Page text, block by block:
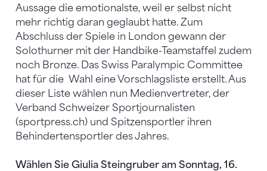
Aussage die emotionalste, weil er selbst nicht
mehr richtig daran geglaubt hatte. Zum
Abschluss der Spiele in London gewann der
Solothurner mit der Handbike-Teamstaffel zudem
noch Bronze. Das Swiss Paralympic Committee
hat für die Wahl eine Vorschlagsliste erstellt. Aus
dieser Liste wählen nun Medienvertreter, der
Verband Schweizer Sportjournalisten
(sportpress.ch) und Spitzensportler ihren
Behindertensportler des Jahres.
Wählen Sie Giulia Steingruber am Sonntag, 16.